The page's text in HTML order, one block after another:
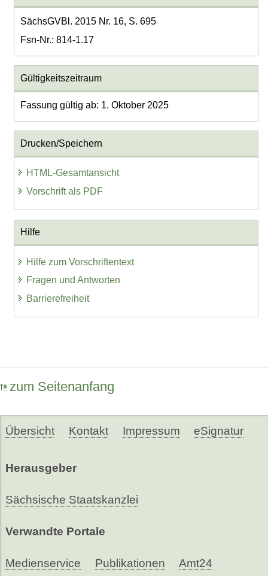
SächsGVBl. 2015 Nr. 16, S. 695
Fsn-Nr.: 814-1.17
Gültigkeitszeitraum
Fassung gültig ab: 1. Oktober 2025
Drucken/Speichern
HTML-Gesamtansicht
Vorschrift als PDF
Hilfe
Hilfe zum Vorschriftentext
Fragen und Antworten
Barrierefreiheit
zum Seitenanfang
Übersicht Kontakt Impressum eSignatur
Herausgeber
Sächsische Staatskanzlei
Verwandte Portale
Medienservice Publikationen Amt24